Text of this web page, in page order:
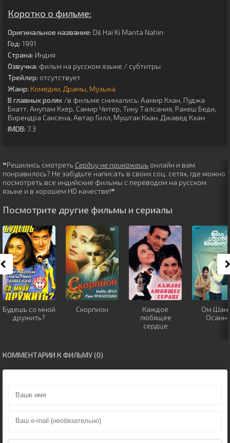
Коротко о фильме:
Оригинальное название: Dil Hai Ki Manta Nahin
Год: 1991
Страна: Индия
Озвучка: фильм на русском языке / субтитры
Трейлер: отсутствует
Жанр: Комедии Драмы Музыка
В главных ролях /в фильме снимались: Аамир Кхан, Пуджа
Бхатт, Анупам Кхер, Самир Читер, Тику Талсания, Ракеш Беди,
Вирендра Саксена, Автар Гилл, Муштак Кхан, Джавед Кхан
IMDB: 7.3
❝Решились смотреть Сердцу не прикажешь онлайн и вам
понравилось? Не забудьте написать в своих соц. сетях, где можно
посмотреть все индийские фильмы с переводом на русском
языке и в хорошем HD качестве!❝
Посмотрите другие фильмы и сериалы
Будешь со мной
дружить?
Скорпион
Каждое
любящее
сердце
Ом
КОММЕНТАРИИ К ФИЛЬМУ (0)